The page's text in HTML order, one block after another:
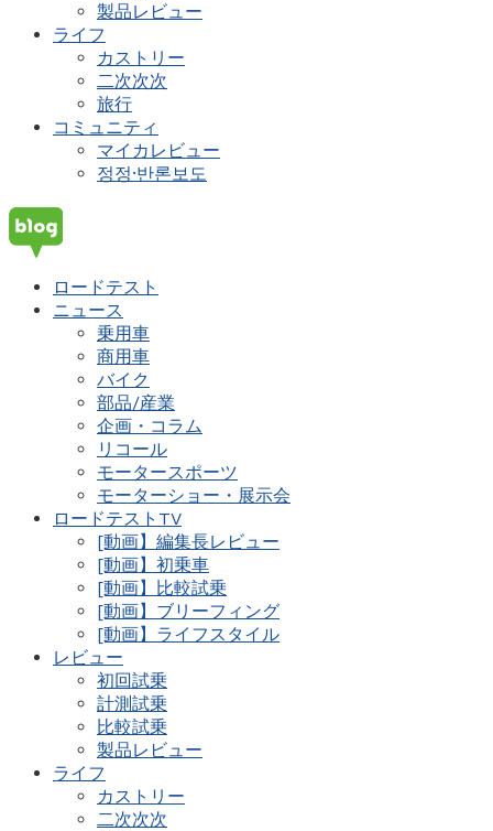
製品レビュー
ライフ
カストリー
二次次次
旅行
コミュニティ
マイカレビュー
정정·반론보도
ロードテスト
ニュース
乗用車
商用車
バイク
部品/産業
企画・コラム
リコール
モータースポーツ
モーターショー・展示会
ロードテストTV
[動画】編集長レビュー
[動画】初乗車
[動画】比較試乗
[動画】ブリーフィング
[動画】ライフスタイル
レビュー
初回試乗
計測試乗
比較試乗
製品レビュー
ライフ
カストリー
二次次次